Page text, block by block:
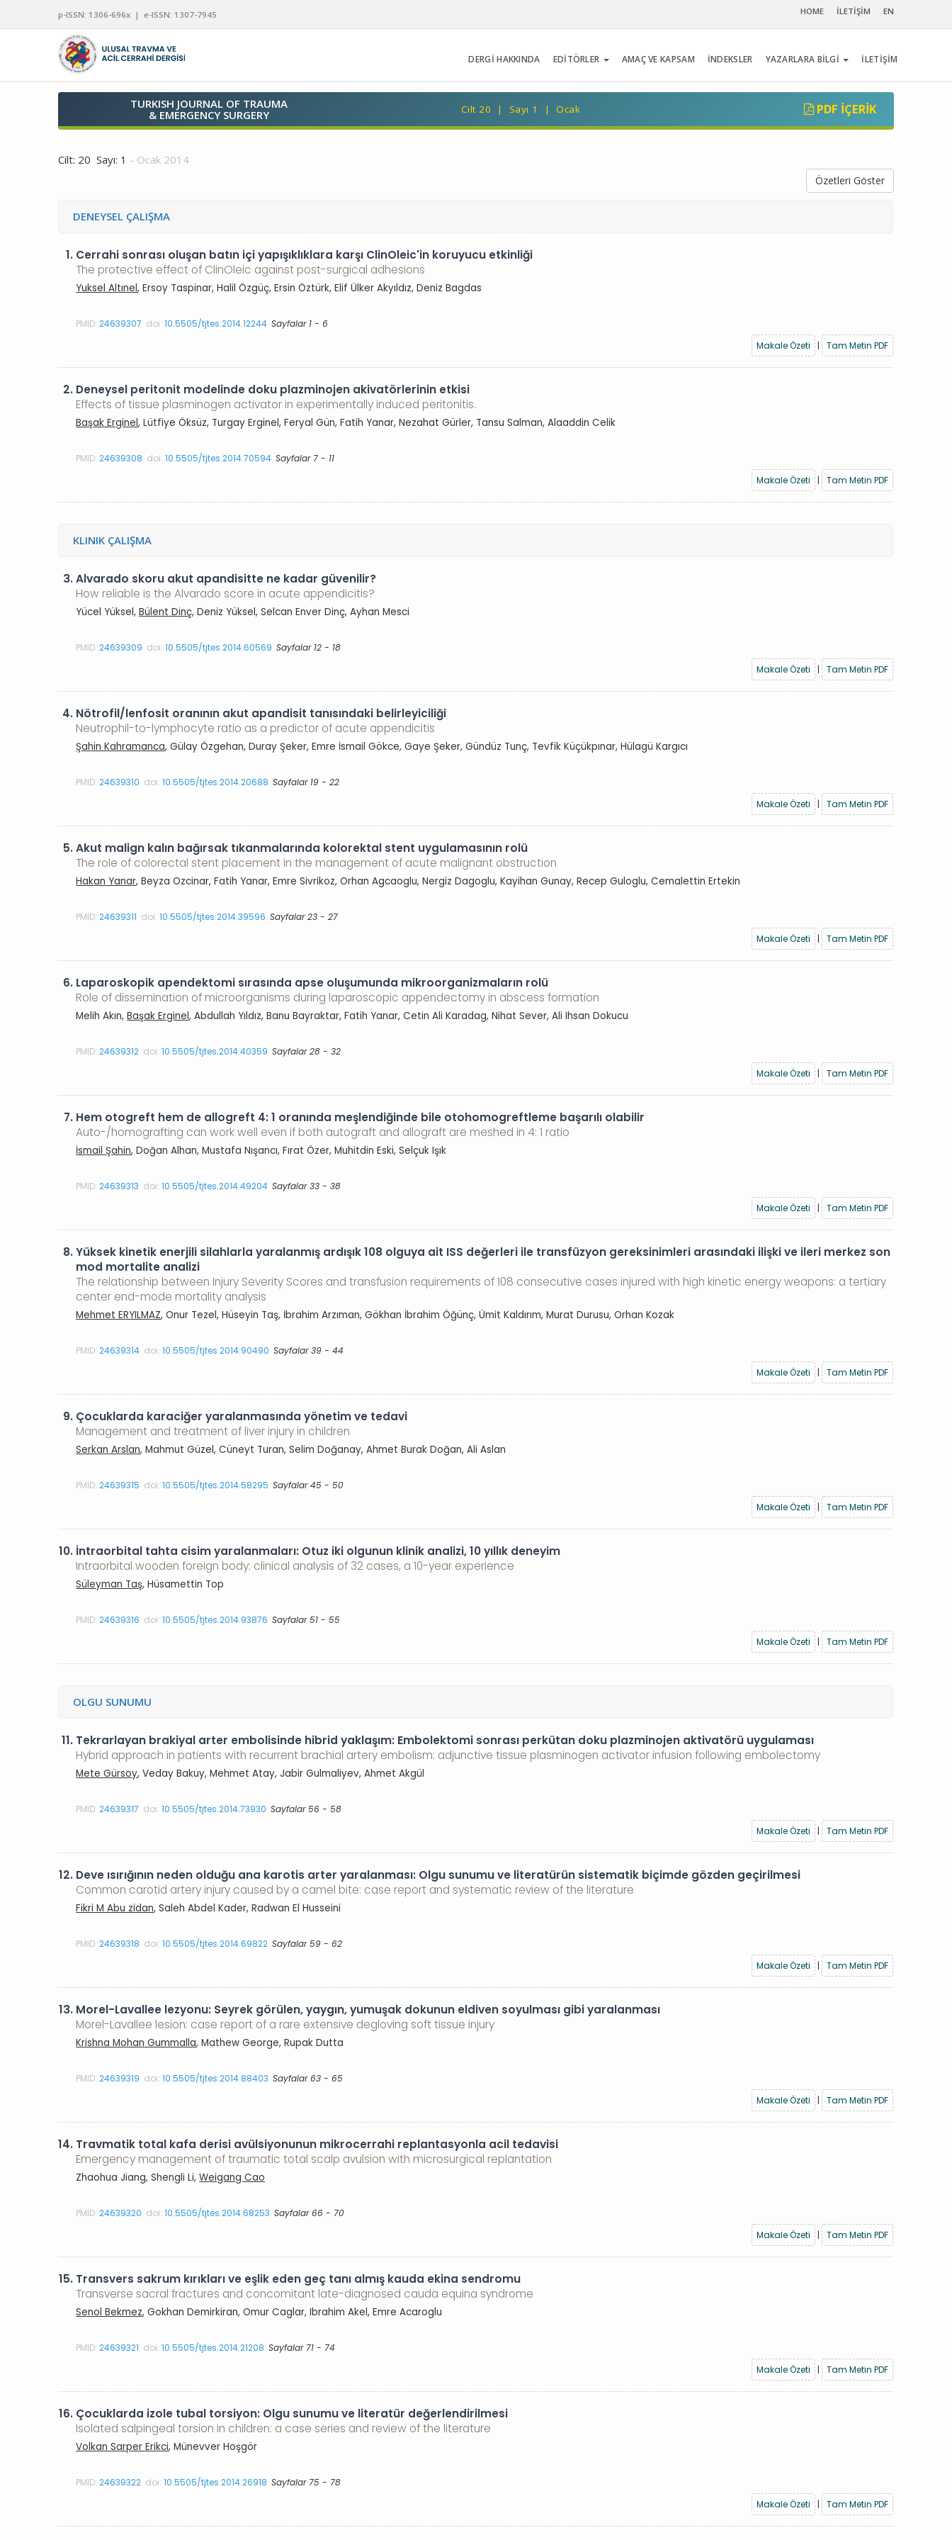
p-ISSN: 1306-696x | e-ISSN: 1307-7945 HOME İLETİŞİM EN
DERGİ HAKKINDA EDİTÖRLER AMAÇ VE KAPSAM İNDEKSLER YAZARLARA BİLGİ İLETİŞİM
TURKISH JOURNAL OF TRAUMA
& EMERGENCY SURGERY
Cilt 20 | Sayı 1 | Ocak PDF İÇERIK
Cilt: 20 Sayı: 1 - Ocak 2014
Özetleri Göster
DENEYSEL ÇALIŞMA
1. Cerrahi sonrası oluşan batın içi yapışıklıklara karşı ClinOleic'in koruyucu etkinliği
The protective effect of ClinOleic against post-surgical adhesions
Yuksel Altınel, Ersoy Taspinar, Halil Özgüç, Ersin Öztürk, Elif Ülker Akyıldız, Deniz Bagdas
PMID:24639307 doi:10.5505/tjtes.2014.12244 Sayfalar 1 - 6
Makale Özeti
| Tam Metin PDF
2. Deneysel peritonit modelinde doku plazminojen akivatörlerinin etkisi
Effects of tissue plasminogen activator in experimentally induced peritonitis.
Başak Erginel, Lütfiye Öksüz, Turgay Erginel, Feryal Gün, Fatih Yanar, Nezahat Gürler, Tansu Salman, Alaaddin Celik
PMID:24639308 doi:10.5505/tjtes.2014.70594 Sayfalar 7 - 11
Makale Özeti
| Tam Metin PDF
KLINIK ÇALIŞMA
3.Alvarado skoru akut apandisitte ne kadar güvenilir?
How reliable is the Alvarado score in acute appendicitis?
Yücel Yüksel,Bülent Dinç, Deniz Yüksel, Selcan Enver Dinç, Ayhan Mesci
PMID:24639309 doi:10.5505/tjtes.2014.60569 Sayfalar 12 - 18
Makale Özeti
| Tam Metin PDF
4. Nötrofil/lenfosit oranının akut apandisit tanısındaki belirleyiciliği
Neutrophil-to-lymphocyte ratio as a predictor of acute appendicitis
Şahin Kahramanca, Gülay Özgehan, Duray Şeker, Emre İsmail Gökce, Gaye Şeker, Gündüz Tunç, Tevfik Küçükpınar, Hülagü Kargıcı
PMID:24639310 doi:10.5505/tjtes.2014.20688 Sayfalar 19 - 22
Makale Özeti
| Tam Metin PDF
5.Akut malign kalın bağırsak tıkanmalarında kolorektal stent uygulamasının rolü
The role of colorectal stent placement in the management of acute malignant obstruction
Hakan Yanar, Beyza Ozcinar, Fatih Yanar, Emre Sivrikoz, Orhan Agcaoglu, Nergiz Dagoglu, Kayihan Gunay, Recep Guloglu, Cemalettin Ertekin
PMID:24639311 doi:10.5505/tjtes.2014.39596 Sayfalar 23 - 27
Makale Özeti
| Tam Metin PDF
6. Laparoskopik apendektomi sırasında apse oluşumunda mikroorganizmaların rolü
Role of dissemination of microorganisms during laparoscopic appendectomy in abscess formation
Melih Akın,Başak Erginel, Abdullah Yıldız, Banu Bayraktar, Fatih Yanar, Cetin Ali Karadag, Nihat Sever, Ali Ihsan Dokucu
PMID:24639312 doi:10.5505/tjtes.2014.40359 Sayfalar 28 - 32
Makale Özeti
| Tam Metin PDF
7. Hem otogreft hem de allogreft 4: 1 oranında meşlendiğinde bile otohomogreftleme başarılı olabilir
Auto-/homografting can work well even if both autograft and allograft are meshed in 4: 1 ratio
İsmail Şahin, Doğan Alhan, Mustafa Nışancı, Fırat Özer, Muhitdin Eski, Selçuk Işık
PMID:24639313 doi:10.5505/tjtes.2014.49204 Sayfalar 33 - 38
Makale Özeti
| Tam Metin PDF
8.Yüksek kinetik enerjili silahlarla yaralanmış ardışık 108 olguya ait ISS değerleri ile transfüzyon gereksinimleri arasındaki ilişki ve ileri merkez son
mod mortalite analizi
The relationship between Injury Severity Scores and transfusion requirements of 108 consecutive cases injured with high kinetic energy weapons: a tertiary
center end-mode mortality analysis
Mehmet ERYILMAZ, Onur Tezel, Hüseyin Taş, İbrahim Arzıman, Gökhan İbrahim Öğünç, Ümit Kaldırım, Murat Durusu, Orhan Kozak
PMID:24639314 doi:10.5505/tjtes.2014.90490 Sayfalar 39 - 44
Makale Özeti
| Tam Metin PDF
9. Çocuklarda karaciğer yaralanmasında yönetim ve tedavi
Management and treatment of liver injury in children
Serkan Arslan, Mahmut Güzel, Cüneyt Turan, Selim Doğanay, Ahmet Burak Doğan, Ali Aslan
PMID:24639315 doi:10.5505/tjtes.2014.58295 Sayfalar 45 - 50
Makale Özeti
| Tam Metin PDF
10. İntraorbital tahta cisim yaralanmaları: Otuz iki olgunun klinik analizi, 10 yıllık deneyim
Intraorbital wooden foreign body: clinical analysis of 32 cases, a 10-year experience
Süleyman Taş, Hüsamettin Top
PMID:24639316 doi:10.5505/tjtes.2014.93876 Sayfalar 51 - 55
Makale Özeti
| Tam Metin PDF
OLGU SUNUMU
11. Tekrarlayan brakiyal arter embolisinde hibrid yaklaşım: Embolektomi sonrası perkütan doku plazminojen aktivatörü uygulaması
Hybrid approach in patients with recurrent brachial artery embolism: adjunctive tissue plasminogen activator infusion following embolectomy
Mete Gürsoy, Veday Bakuy, Mehmet Atay, Jabir Gulmaliyev, Ahmet Akgül
PMID:24639317 doi:10.5505/tjtes.2014.73930 Sayfalar 56 - 58
Makale Özeti
| Tam Metin PDF
12. Deve ısırığının neden olduğu ana karotis arter yaralanması: Olgu sunumu ve literatürün sistematik biçimde gözden geçirilmesi
Common carotid artery injury caused by a camel bite: case report and systematic review of the literature
Fikri M Abu zidan, Saleh Abdel Kader, Radwan El Husseini
PMID:24639318 doi:10.5505/tjtes.2014.69822 Sayfalar 59 - 62
Makale Özeti
| Tam Metin PDF
13. Morel-Lavallee lezyonu: Seyrek görülen, yaygın, yumuşak dokunun eldiven soyulması gibi yaralanması
Morel-Lavallee lesion: case report of a rare extensive degloving soft tissue injury
Krishna Mohan Gummalla, Mathew George, Rupak Dutta
PMID:24639319 doi:10.5505/tjtes.2014.88403 Sayfalar 63 - 65
Makale Özeti
| Tam Metin PDF
14. Travmatik total kafa derisi avülsiyonunun mikrocerrahi replantasyonla acil tedavisi
Emergency management of traumatic total scalp avulsion with microsurgical replantation
Zhaohua Jiang, Shengli Li,Weigang Cao
PMID:24639320 doi:10.5505/tjtes.2014.68253 Sayfalar 66 - 70
Makale Özeti
| Tam Metin PDF
15. Transvers sakrum kırıkları ve eşlik eden geç tanı almış kauda ekina sendromu
Transverse sacral fractures and concomitant late-diagnosed cauda equina syndrome
Senol Bekmez, Gokhan Demirkiran, Omur Caglar, Ibrahim Akel, Emre Acaroglu
PMID:24639321 doi:10.5505/tjtes.2014.21208 Sayfalar 71 - 74
Makale Özeti
| Tam Metin PDF
16. Çocuklarda izole tubal torsiyon: Olgu sunumu ve literatür değerlendirilmesi
Isolated salpingeal torsion in children: a case series and review of the literature
Volkan Sarper Erikci, Münevver Hoşgör
PMID:24639322 doi:10.5505/tjtes.2014.26918 Sayfalar 75 - 78
Makale Özeti
| Tam Metin PDF